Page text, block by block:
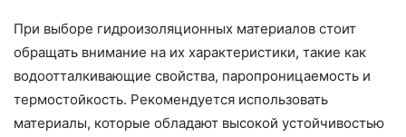
При выборе гидроизоляционных материалов стоит
обращать внимание на их характеристики, такие как
водоотталкивающие свойства, паропроницаемость и
термостойкость. Рекомендуется использовать
материалы, которые обладают высокой устойчивостью